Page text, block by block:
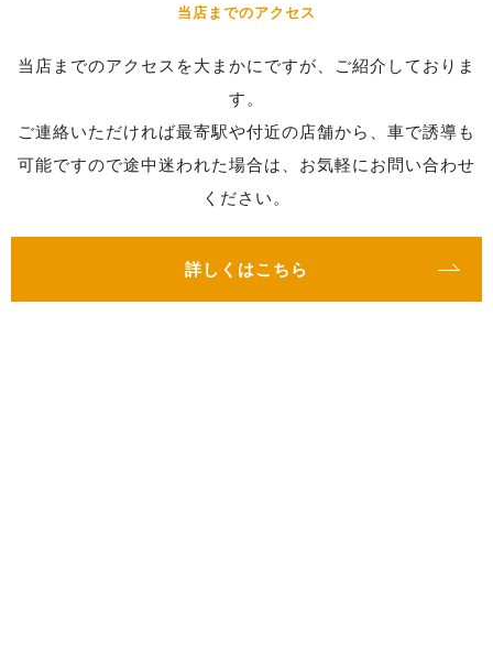
当店までのアクセス
当店までのアクセスを大まかにですが、ご紹介しておりま
す。
ご連絡いただければ最寄駅や付近の店舗から、車で誘導も
可能ですので途中迷われた場合は、お気軽にお問い合わせ
ください。
詳しくはこちら